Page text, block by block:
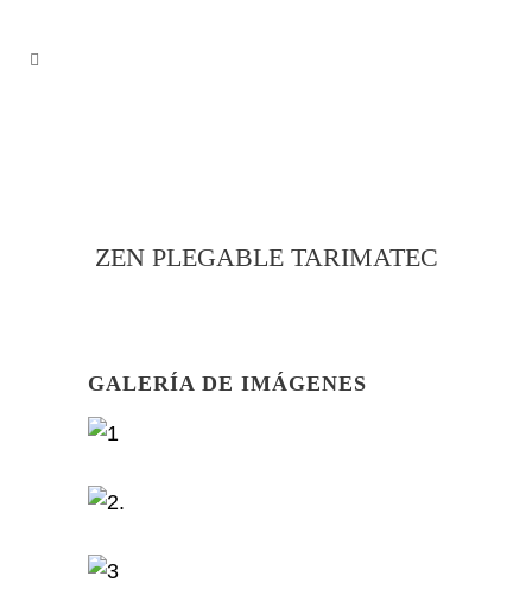
ZEN PLEGABLE TARIMATEC
GALERÍA DE IMÁGENES